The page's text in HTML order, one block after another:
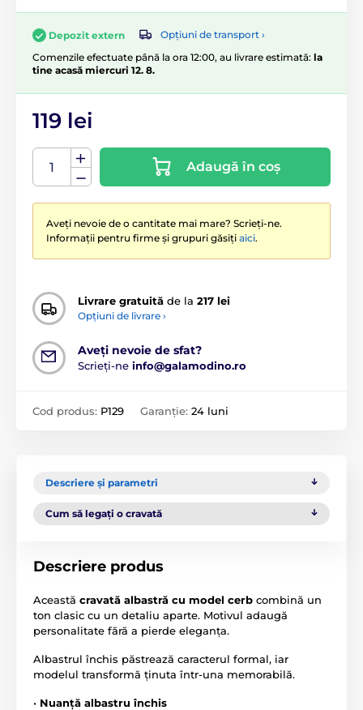
Depozit extern
Opțiuni de transport ›
Comenzile efectuate până la ora 12:00, au livrare estimată: la
tine acasă miercuri 12. 8.
119 lei
Adaugă în coș
Aveți nevoie de o cantitate mai mare? Scrieți-ne.
Informații pentru firme și grupuri găsiți aici.
Livrare gratuită de la 217 lei
Opțiuni de livrare ›
Aveți nevoie de sfat?
Scrieți-ne info@galamodino.ro
Cod produs: P129 Garanție: 24 luni
Descriere și parametri
Cum să legați o cravată
Descriere produs
Această cravată albastră cu model cerb combină un
ton clasic cu un detaliu aparte. Motivul adaugă
personalitate fără a pierde eleganța.
Albastrul închis păstrează caracterul formal, iar
modelul transformă ținuta într-una memorabilă.
• Nuanță albastru închis